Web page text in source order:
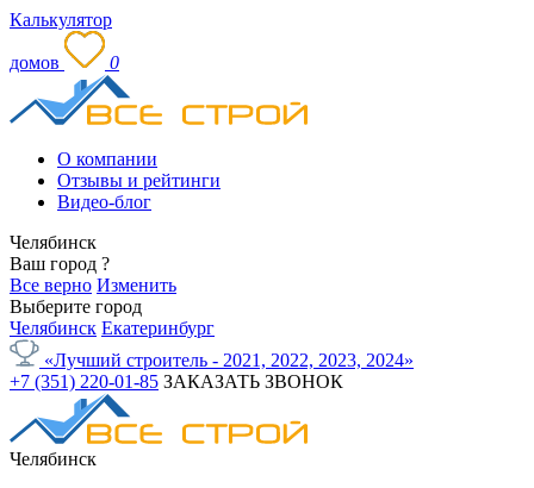
Калькулятор
домов 0
О компании
Отзывы и рейтинги
Видео-блог
Челябинск
Ваш город ?
Все верно Изменить
Выберите город
Челябинск Екатеринбург
«Лучший строитель - 2021, 2022, 2023, 2024»
+7 (351) 220-01-85 ЗАКАЗАТЬ ЗВОНОК
Челябинск